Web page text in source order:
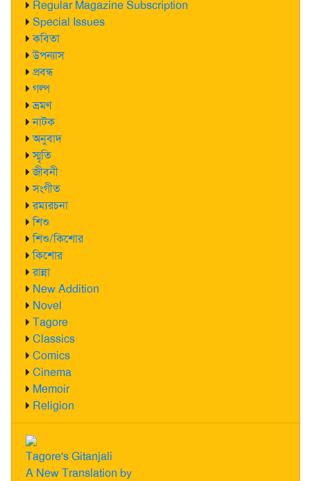
Regular Magazine Subscription
Special Issues
কবিতা
উপন্যাস
প্রবন্ধ
গল্প
ভ্রমণ
নাটক
অনুবাদ
স্মৃতি
জীবনী
সংগীত
রম্যরচনা
শিশু
শিশু/কিশোর
কিশোর
রান্না
New Addition
Novel
Tagore
Classics
Comics
Cinema
Memoir
Religion
Tagore's Gitanjali
A New Translation by